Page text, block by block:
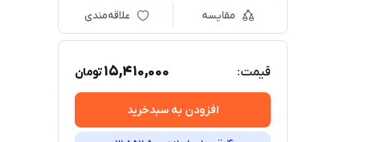
مقایسه علاقه‌مندی
قیمت: 15,410,000تومان
افزودن به سبدخرید